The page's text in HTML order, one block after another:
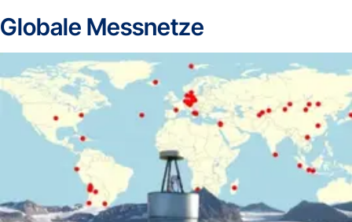
Globale Messnetze